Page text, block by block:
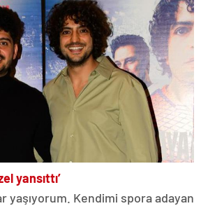
yansıttı’
yaşıyorum. Kendimi spora adayan